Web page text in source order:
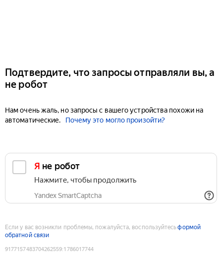
Подтвердите, что запросы отправляли вы, а
не робот
Нам очень жаль, но запросы с вашего устройства похожи на
автоматические.
Почему это могло произойти?
Я не робот
Нажмите, чтобы продолжить
Yandex SmartCaptcha
Если у вас возникли проблемы, пожалуйста, воспользуйтесьформой
обратной связи
9177157483704262559:1786017744